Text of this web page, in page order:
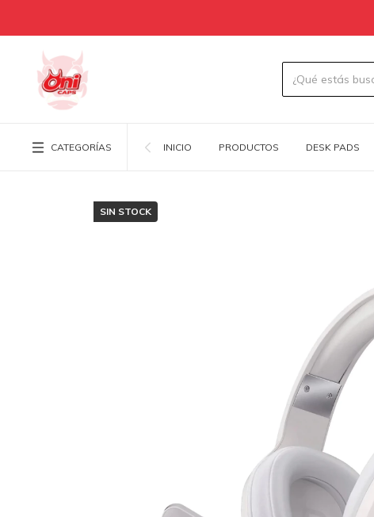
CATEGORÍAS INICIO PRODUCTOS DESK PADS
SIN STOCK